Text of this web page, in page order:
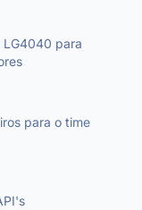
LG4040 para
para o time